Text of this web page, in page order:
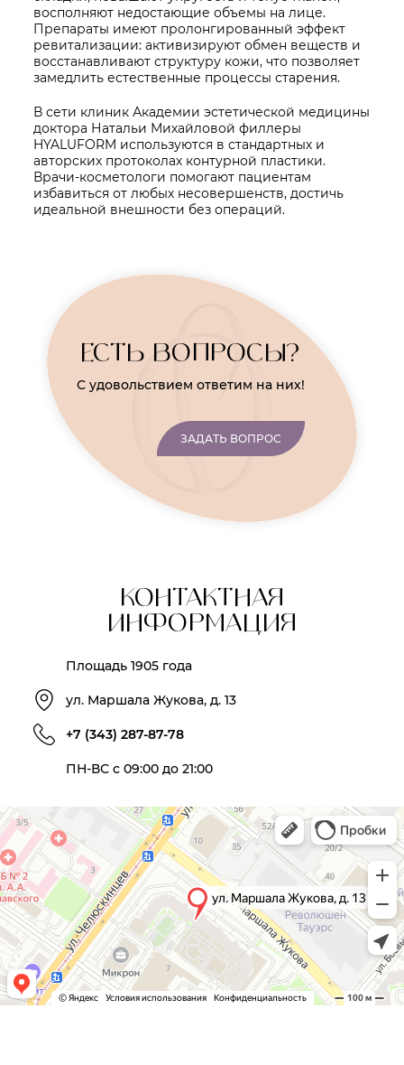
восполняют недостающие объемы на лице.
Препараты имеют пролонгированный эффект
ревитализации: активизируют обмен веществ и
восстанавливают структуру кожи, что позволяет
замедлить естественные процессы старения.
В сети клиник Академии эстетической медицины
доктора Натальи Михайловой филлеры
HYALUFORM используются в стандартных и
авторских протоколах контурной пластики.
Врачи-косметологи помогают пациентам
избавиться от любых несовершенств, достичь
идеальной внешности без операций.
ЕСТЬ ВОПРОСЫ?
С удовольствием ответим на них!
ЗАДАТЬ ВОПРОС
КОНТАКТНАЯ
ИНФОРМАЦИЯ
Площадь 1905 года
ул. Маршала Жукова, д. 13
+7 (343) 287-87-78
ПН-ВС с 09:00 до 21:00